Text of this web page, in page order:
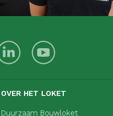
OVER HET LOKET
Duurzaam Bouwloket